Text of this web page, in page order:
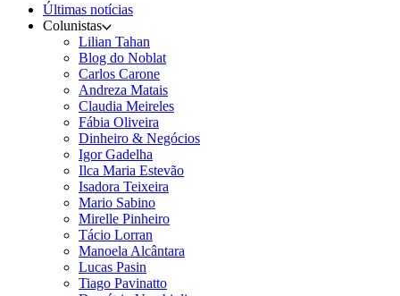
Últimas notícias
Colunistas
Lilian Tahan
Blog do Noblat
Carlos Carone
Andreza Matais
Claudia Meireles
Fábia Oliveira
Dinheiro & Negócios
Igor Gadelha
Ilca Maria Estevão
Isadora Teixeira
Mario Sabino
Mirelle Pinheiro
Tácio Lorran
Manoela Alcântara
Lucas Pasin
Tiago Pavinatto